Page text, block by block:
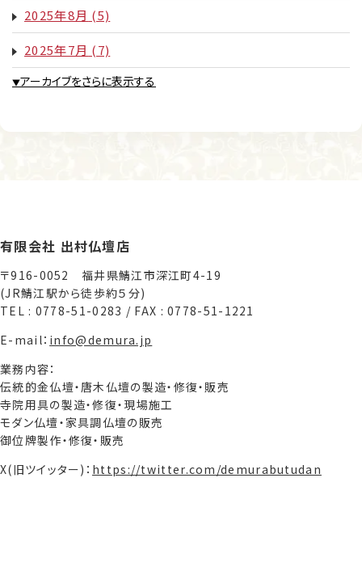
2025年8月 (5)
2025年7月 (7)
▼アーカイブをさらに表示する
有限会社 出村仏壇店
〒916-0052 福井県鯖江市深江町4-19
(JR鯖江駅から徒歩約５分)
TEL : 0778-51-0283 / FAX : 0778-51-1221
E-mail： info@demura.jp
業務内容：
伝統的金仏壇・唐木仏壇の製造・修復・販売
寺院用具の製造・修復・現場施工
モダン仏壇・家具調仏壇の販売
御位牌製作・修復・販売
X(旧ツイッター)： https://twitter.com/demurabutudan